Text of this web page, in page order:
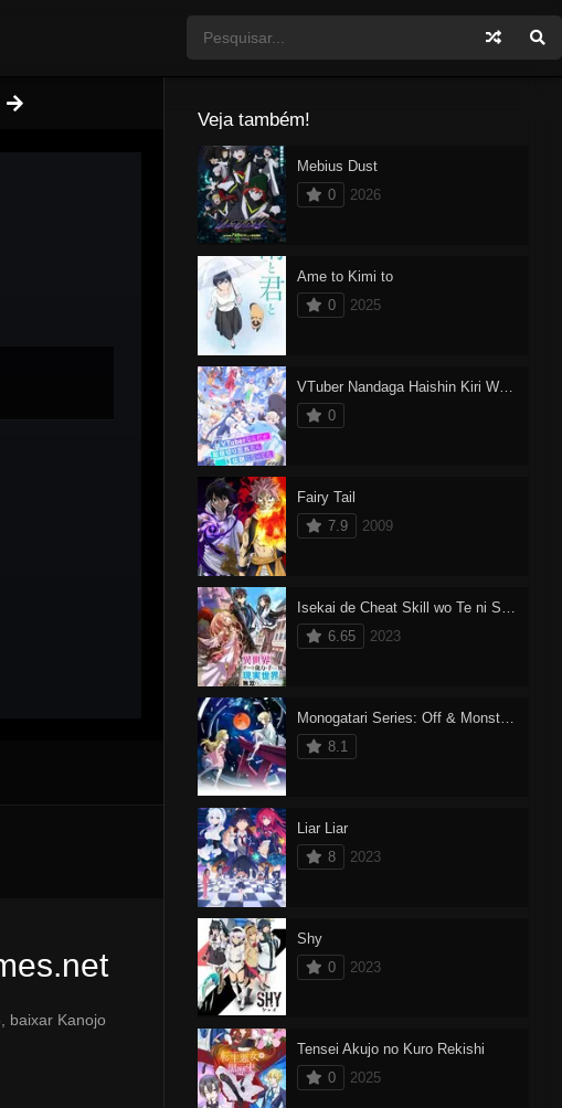
baixar Kanojo
Veja também!
Mebius Dust
0
2026
Ame to Kimi to
0
2025
VTuber Nandaga Haishin Kiri Wasuretara Densetsu ni Natteta
0
Fairy Tail
7.9
2009
Isekai de Cheat Skill wo Te ni Shita Ore wa, Genjitsu Sekai wo mo Musou Suru: Level Up wa Jinsei wo Kaeta
6.65
2023
Monogatari Series: Off & Monster Season
8.1
Liar Liar
8
2023
Shy
0
2023
Tensei Akujo no Kuro Rekishi
0
2025